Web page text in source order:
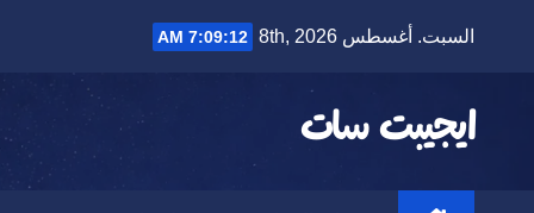
السبت. أغسطس 8th, 2026 7:09:13 AM
ايجيبت سات